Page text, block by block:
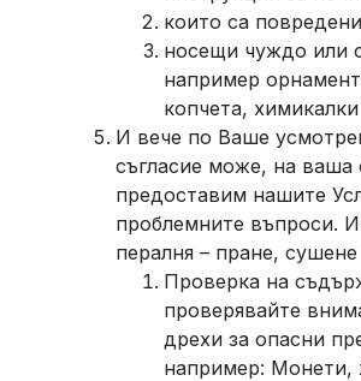
които са
носещи чуждо или
например
копчета,
И вече по Ваше
съгласие може, на ваша
предоставим нашите
проблемните въпроси.
пералня – пране,
Проверка на
проверявайте
дрехи за опасни
например: Монети,